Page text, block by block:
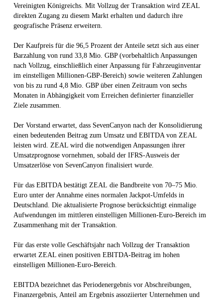
Vereinigten Königreichs. Mit Vollzug der Transaktion wird ZEAL
direkten Zugang zu diesem Markt erhalten und dadurch ihre
geografische Präsenz erweitern.
Der Kaufpreis für die 96,5 Prozent der Anteile setzt sich aus einer
Barzahlung von rund 33,8 Mio. GBP (vorbehaltlich Anpassungen
nach Vollzug, einschließlich einer Anpassung für Fahrzeuginventar
im einstelligen Millionen-GBP-Bereich) sowie weiteren Zahlungen
von bis zu rund 4,8 Mio. GBP über einen Zeitraum von sechs
Monaten in Abhängigkeit vom Erreichen definierter finanzieller
Ziele zusammen.
Der Vorstand erwartet, dass SevenCanyon nach der Konsolidierung
einen bedeutenden Beitrag zum Umsatz und EBITDA von ZEAL
leisten wird. ZEAL wird die notwendigen Anpassungen ihrer
Umsatzprognose vornehmen, sobald der IFRS-Ausweis der
Umsatzerlöse von SevenCanyon finalisiert wurde.
Für das EBITDA bestätigt ZEAL die Bandbreite von 70–75 Mio.
Euro unter der Annahme eines normalen Jackpot-Umfelds in
Deutschland. Die aktualisierte Prognose berücksichtigt einmalige
Aufwendungen im mittleren einstelligen Millionen-Euro-Bereich im
Zusammenhang mit der Transaktion.
Für das erste volle Geschäftsjahr nach Vollzug der Transaktion
erwartet ZEAL einen positiven EBITDA-Beitrag im hohen
einstelligen Millionen-Euro-Bereich.
EBITDA bezeichnet das Periodenergebnis vor Abschreibungen,
Finanzergebnis, Anteil am Ergebnis assoziierter Unternehmen und